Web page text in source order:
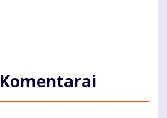
Komentarai